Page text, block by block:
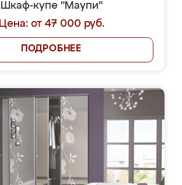
Шкаф-купе "Маупи"
Цена: от 47 000 руб.
ПОДРОБНЕЕ